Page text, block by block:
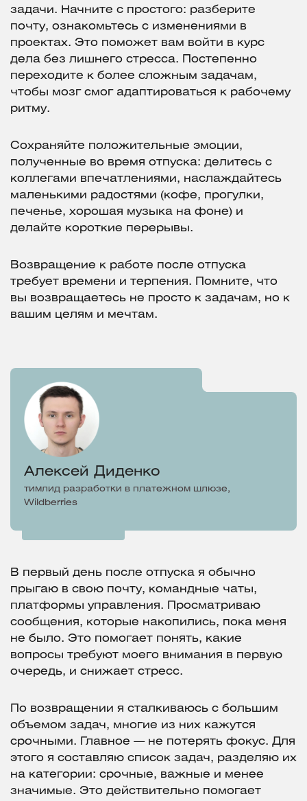
задачи. Начните с простого: разберите
почту, ознакомьтесь с изменениями в
проектах. Это поможет вам войти в курс
дела без лишнего стресса. Постепенно
переходите к более сложным задачам,
чтобы мозг смог адаптироваться к рабочему
ритму.
Сохраняйте положительные эмоции,
полученные во время отпуска: делитесь с
коллегами впечатлениями, наслаждайтесь
маленькими радостями (кофе, прогулки,
печенье, хорошая музыка на фоне) и
делайте короткие перерывы.
Возвращение к работе после отпуска
требует времени и терпения. Помните, что
вы возвращаетесь не просто к задачам, но к
вашим целям и мечтам.
Алексей Диденко
тимлид разработки в платежном шлюзе,
Wildberries
В первый день после отпуска я обычно
прыгаю в свою почту, командные чаты,
платформы управления. Просматриваю
сообщения, которые накопились, пока меня
не было. Это помогает понять, какие
вопросы требуют моего внимания в первую
очередь, и снижает стресс.
По возвращении я сталкиваюсь с большим
объемом задач, многие из них кажутся
срочными. Главное — не потерять фокус. Для
этого я составляю список задач, разделяю их
на категории: срочные, важные и менее
значимые. Это действительно помогает